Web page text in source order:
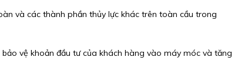
và các thành phần thủy lực khác trên toàn cầu trong
vệ khoản đầu tư của khách hàng vào máy móc và tăng